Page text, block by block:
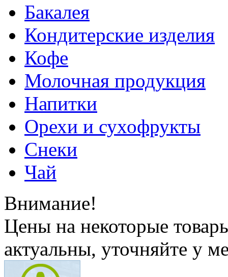
Бакалея
Кондитерские изделия
Кофе
Молочная продукция
Напитки
Орехи и сухофрукты
Снеки
Чай
Внимание!
Цены на некоторые
актуальны, уточняйте у